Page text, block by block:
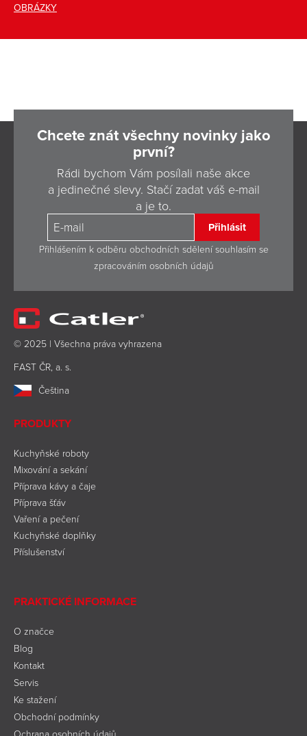
OBRÁZKY
Chcete znát všechny novinky jako
první?
Rádi bychom Vám posílali naše akce
a jedinečné slevy. Stačí zadat váš e-mail
a je to.
Přihlásit
Přihlášením k odběru obchodních sdělení souhlasím se
zpracováním osobních údajů
© 2025 | Všechna práva vyhrazena
FAST ČR, a. s.
Čeština
PRODUKTY
Kuchyňské roboty
Mixování a sekání
Příprava kávy a čaje
Příprava šťáv
Vaření a pečení
Kuchyňské doplňky
Příslušenství
PRAKTICKÉ INFORMACE
O značce
Blog
Kontakt
Servis
Ke stažení
Obchodní podmínky